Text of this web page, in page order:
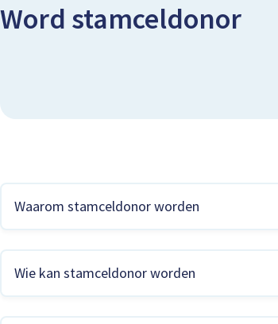
Word stamceldonor
Waarom stamceldonor worden
Wie kan stamceldonor worden